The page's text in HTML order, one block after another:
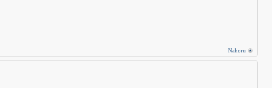
Nahoru